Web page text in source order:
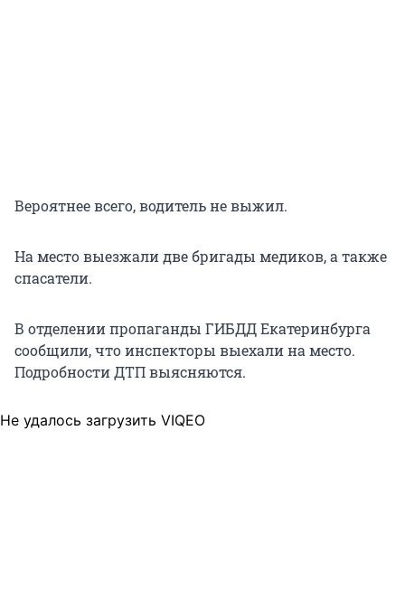
Вероятнее всего, водитель не выжил.
На место выезжали две бригады медиков, а также
спасатели.
В отделении пропаганды ГИБДД Екатеринбурга
сообщили, что инспекторы выехали на место.
Подробности ДТП выясняются.
Не удалось загрузить VIQEO